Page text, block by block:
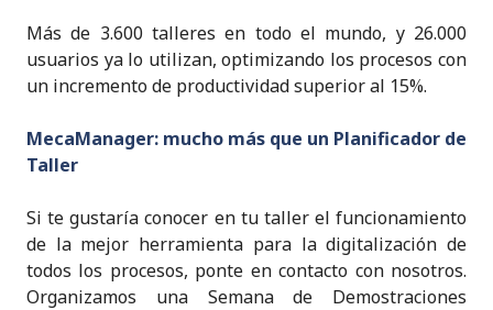
k
Más de 3.600 talleres en todo el mundo, y 26.000
usuarios ya lo utilizan, optimizando los procesos con
un incremento de productividad superior al 15%.
MecaManager: mucho más que un Planificador de
Taller
Si te gustaría conocer en tu taller el funcionamiento
de la mejor herramienta para la digitalización de
todos los procesos, ponte en contacto con nosotros.
Organizamos una Semana de Demostraciones